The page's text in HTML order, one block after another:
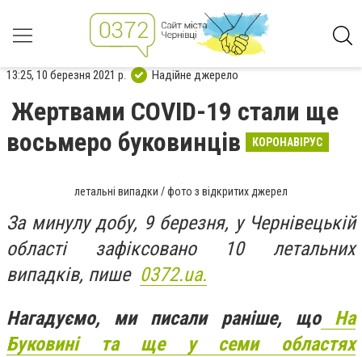
13:25, 10 березня 2021 р. Надійне джерело
Жертвами COVID-19 стали ще
восьмеро буковинців
КОРОНАВІРУС
летальні випадки / фото з відкритих джерел
За минулу добу, 9 березня, у Чернівецькій
області зафіксовано 10 летальних
випадків, пише 0372.ua.
Нагадуємо, ми писали раніше, щоНа
Буковині та ще у семи областях